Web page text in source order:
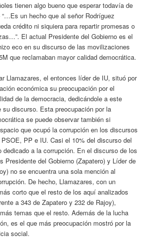
tienen algo bueno que esperar todavía de
“…Es un hecho que al señor Rodríguez
crédito ni siquiera para repartir promesas o
El actual Presidente del Gobierno es el
eco en su discurso de las movilizaciones
que reclamaban mayor calidad democrática.
Llamazares, el entonces líder de IU, situó por
económica su preocupación por el
de la democracia, dedicándole a este
su discurso. Esta preocupación por la
se puede observar también si
que ocupó la corrupción en los discursos
PP e IU. Casi el 10% del discurso del
dedicado a la corrupción. En el discurso de los
Presidente del Gobierno (Zapatero) y Líder de
no se encuentra una sola mención al
De hecho, Llamazares, con un
corto que el resto de los aquí analizados
a 343 de Zapatero y 232 de Rajoy),
temas que el resto. Además de la lucha
es el que más preocupación mostró por la
social.